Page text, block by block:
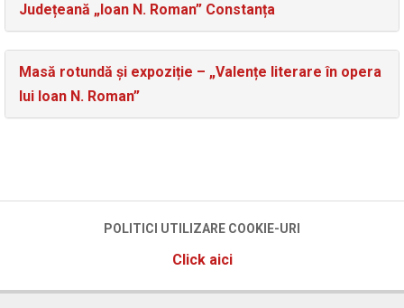
Județeană „Ioan N. Roman” Constanța
Masă rotundă și expoziție – „Valențe literare în opera
lui Ioan N. Roman”
POLITICI UTILIZARE COOKIE-URI
Click aici